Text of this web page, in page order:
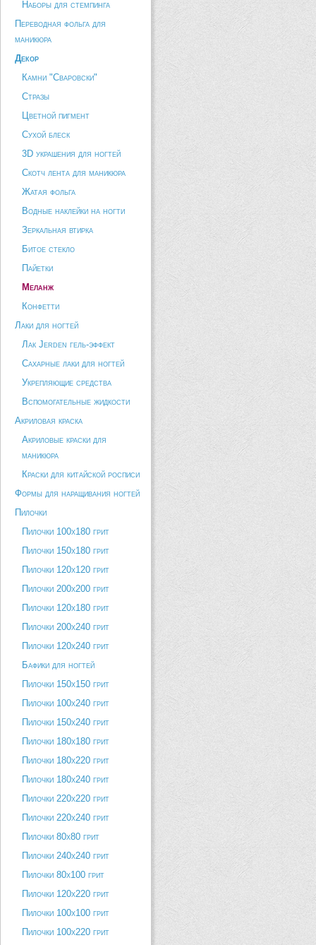
Наборы для стемпинга
Переводная фольга для
маникюра
Декор
Камни "Сваровски"
Стразы
Цветной пигмент
Сухой блеск
3D украшения для ногтей
Скотч лента для маникюра
Жатая фольга
Водные наклейки на ногти
Зеркальная втирка
Битое стекло
Пайетки
Меланж
Конфетти
Лаки для ногтей
Лак Jerden гель-эффект
Сахарные лаки для ногтей
Укрепляющие средства
Вспомогательные жидкости
Акриловая краска
Акриловые краски для
маникюра
Краски для китайской росписи
Формы для наращивания ногтей
Пилочки
Пилочки 100х180 грит
Пилочки 150х180 грит
Пилочки 120х120 грит
Пилочки 200х200 грит
Пилочки 120х180 грит
Пилочки 200х240 грит
Пилочки 120х240 грит
Бафики для ногтей
Пилочки 150х150 грит
Пилочки 100х240 грит
Пилочки 150х240 грит
Пилочки 180х180 грит
Пилочки 180х220 грит
Пилочки 180х240 грит
Пилочки 220х220 грит
Пилочки 220х240 грит
Пилочки 80х80 грит
Пилочки 240х240 грит
Пилочки 80х100 грит
Пилочки 120х220 грит
Пилочки 100х100 грит
Пилочки 100х220 грит